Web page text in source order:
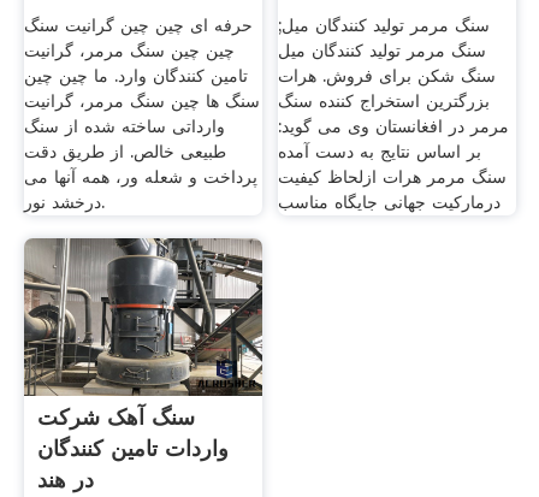
حرفه ای چین چین گرانیت سنگ
چین چین سنگ مرمر، گرانیت
تامین کنندگان وارد. ما چین چین
سنگ ها چین سنگ مرمر، گرانیت
وارداتی ساخته شده از سنگ
طبیعی خالص. از طریق دقت
پرداخت و شعله ور، همه آنها می
درخشد نور.
سنگ مرمر تولید کنندگان میل;
سنگ مرمر تولید کنندگان میل
سنگ شکن برای فروش. هرات
بزرگترین استخراج کننده سنگ
مرمر در افغانستان وی می گوید:
بر اساس نتایج به دست آمده
سنگ مرمر هرات ازلحاظ کیفیت
درمارکیت جهانی جایگاه مناسب
سنگ آهک شرکت
واردات تامین کنندگان
در هند